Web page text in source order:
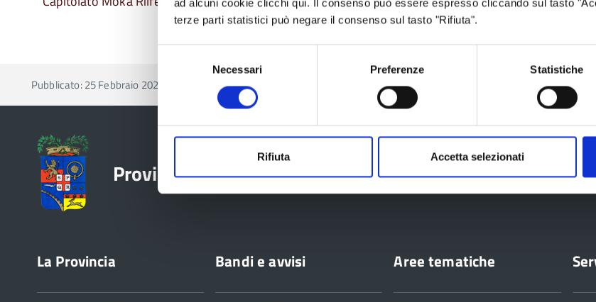
ad alcuni cookie clicchi qui. Il consenso può essere espresso cliccando sul tasto
terze parti statistici può negare il consenso sul tasto "Rifiuta".
consenso
Necessari Preferenze Statistiche
Rifiuta Accetta selezionati
Pubblicato: 25 Febbraio 2025 Ultima modifica: 26 Febbraio 2025
Provincia di Reggio Emilia
La Provincia Bandi e avvisi Aree tematiche